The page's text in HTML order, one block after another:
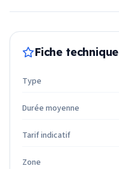
Fiche technique
Type
Durée moyenne
Tarif indicatif
Zone